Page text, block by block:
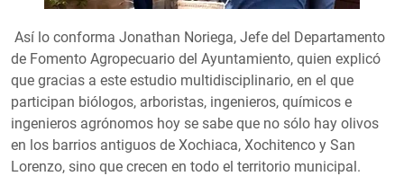
Así lo conforma Jonathan Noriega, Jefe del Departamento
de Fomento Agropecuario del Ayuntamiento, quien explicó
que gracias a este estudio multidisciplinario, en el que
participan biólogos, arboristas, ingenieros, químicos e
ingenieros agrónomos hoy se sabe que no sólo hay olivos
en los barrios antiguos de Xochiaca, Xochitenco y San
Lorenzo, sino que crecen en todo el territorio municipal.